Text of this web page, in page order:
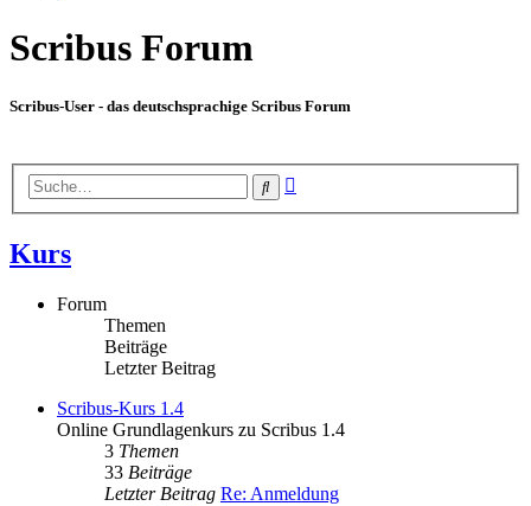
Scribus Forum
Scribus-User - das deutschsprachige Scribus Forum
Suche
Kurs
Forum
Themen
Beiträge
Letzter Beitrag
Scribus-Kurs 1.4
Online Grundlagenkurs zu Scribus 1.4
3 Themen
33 Beiträge
Letzter Beitrag Re: Anmeldung